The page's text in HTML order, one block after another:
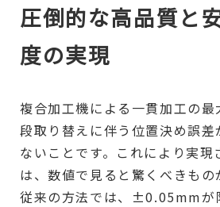
圧倒的な高品質と
度の実現
複合加工機による一貫加工の最
段取り替えに伴う位置決め誤差
ないことです。これにより実現
は、数値で見ると驚くべきもの
従来の方法では、±0.05mmが